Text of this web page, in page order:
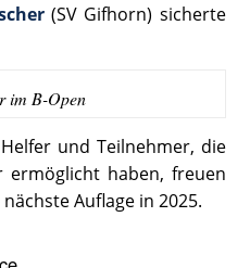
(SV Gifhorn) sicherte
im B-Open
und Teilnehmer, die
ermöglicht haben, freuen
Auflage in 2025.